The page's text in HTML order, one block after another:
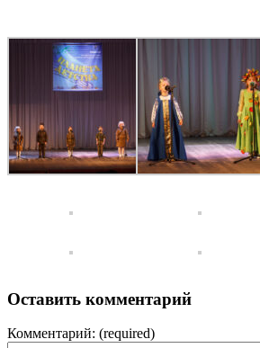
Оставить комментарий
Комментарий: (required)